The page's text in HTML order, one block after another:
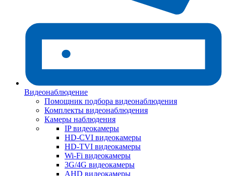
Видеонаблюдение
Помощник подбора видеонаблюдения
Комплекты видеонаблюдения
Камеры наблюдения
IP видеокамеры
HD-CVI видеокамеры
HD-TVI видеокамеры
Wi-Fi видеокамеры
3G/4G видеокамеры
AHD видеокамеры